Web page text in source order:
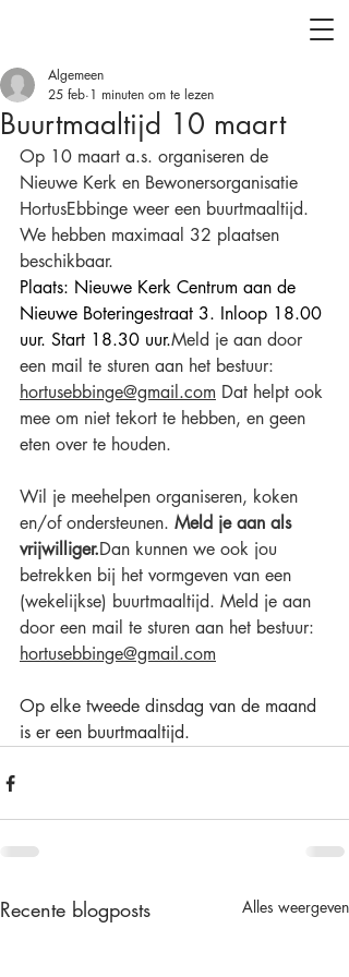
Buurtmaaltijd 10 maart
Algemeen
25 feb 1 minuten om te lezen
Op 10 maart a.s. organiseren de
Nieuwe Kerk en Bewonersorganisatie
HortusEbbinge weer een buurtmaaltijd.
We hebben maximaal 32 plaatsen
beschikbaar.
Plaats: Nieuwe Kerk Centrum aan de
Nieuwe Boteringestraat 3. Inloop 18.00
uur. Start 18.30 uur.Meld je aan door
een mail te sturen aan het bestuur:
hortusebbinge@gmail.com Dat helpt ook
mee om niet tekort te hebben, en geen
eten over te houden.
Wil je meehelpen organiseren, koken
en/of ondersteunen. Meld je aan als
vrijwilliger.Dan kunnen we ook jou
betrekken bij het vormgeven van een
(wekelijkse) buurtmaaltijd. Meld je aan
door een mail te sturen aan het bestuur:
hortusebbinge@gmail.com
Op elke tweede dinsdag van de maand
is er een buurtmaaltijd.
Recente blogposts Alles weergeven